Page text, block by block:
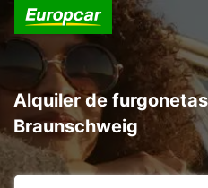
Alquiler de
Braunschweig